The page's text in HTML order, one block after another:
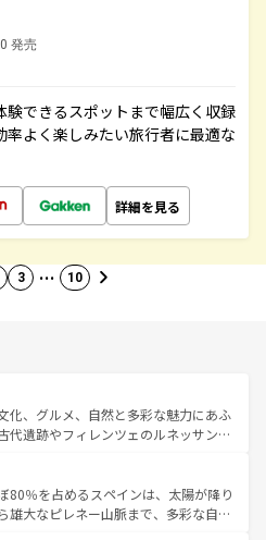
発売
できるスポットまで幅広く収録
率よく楽しみたい旅行者に最適な
詳細を見る
3 … 10
化、グルメ、自然と多彩な魅力にあふ
代遺跡やフィレンツェのルネッサンス
美しい田園風景やアマルフィ海岸の絶
見逃せない。観光の合間には、本場の
絶品のイタリア料理を堪能することも
80％を占めるスペインは、太陽が降り
雄大なピレネー山脈まで、多彩な自然